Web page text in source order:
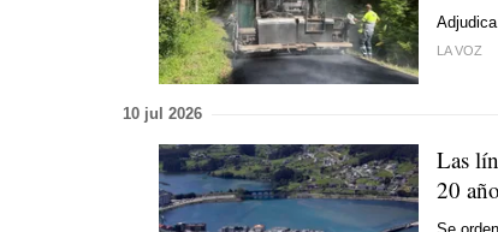
LA VOZ
10 jul 2026
Las
20
Se